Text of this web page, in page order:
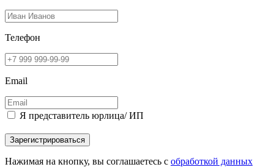
Телефон
Email
Я представитель юрлица/ ИП
Зарегистрироваться
Нажимая на кнопку, вы соглашаетесь с обработкой данных